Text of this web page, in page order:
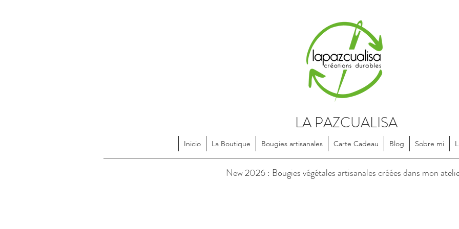
LA PAZCUALISA
Accessoires en textile, dessinés et confectionnés de manière artisanale,
Inicio La Boutique Bougies artisanales Carte Cadeau Blog Sobre mi
New 2026 : Bougies végétales artisanales créées dans mon